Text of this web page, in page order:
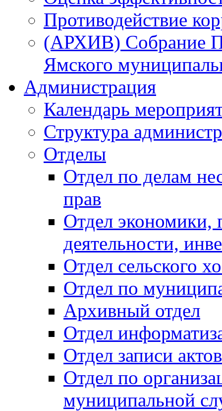
Противодействие
(АРХИВ) Собрание
Ямского
Администрация
Календарь
Структура
Отделы
Отдел по делам
прав
Отдел экономики,
деятельности,
Отдел сельского
Отдел по
Архивный отдел
Отдел
Отдел записи
Отдел по
муниципальной